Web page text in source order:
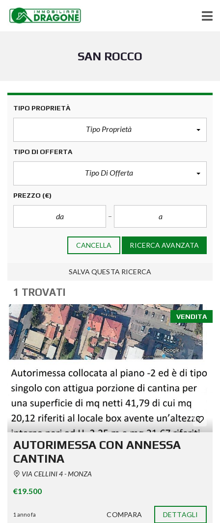
SAN ROCCO
TIPO PROPRIETÀ
Tipo Proprietà
TIPO DI OFFERTA
Tipo Di Offerta
PREZZO (€)
CANCELLA RICERCA AVANZATA
SALVA QUESTA RICERCA
1 TROVATI
VENDITA
AUTORIMESSA CON ANNESSA
CANTINA
VIA CELLINI 4 - MONZA
€19.500
1 anno fa COMPARA DETTAGLI